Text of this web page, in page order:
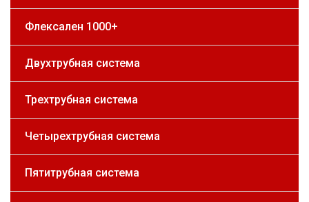
Флексален 1000+
Двухтрубная система
Трехтрубная система
Четырехтрубная система
Пятитрубная система